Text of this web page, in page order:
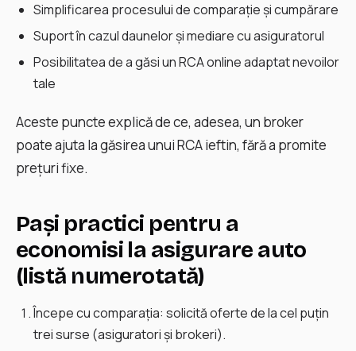
Simplificarea procesului de comparație și cumpărare
Suport în cazul daunelor și mediare cu asiguratorul
Posibilitatea de a găsi un RCA online adaptat nevoilor
tale
Aceste puncte explică de ce, adesea, un broker
poate ajuta la găsirea unui RCA ieftin, fără a promite
prețuri fixe.
Pași practici pentru a
economisi la asigurare auto
(listă numerotată)
Începe cu comparația: solicită oferte de la cel puțin
trei surse (asiguratori și brokeri).